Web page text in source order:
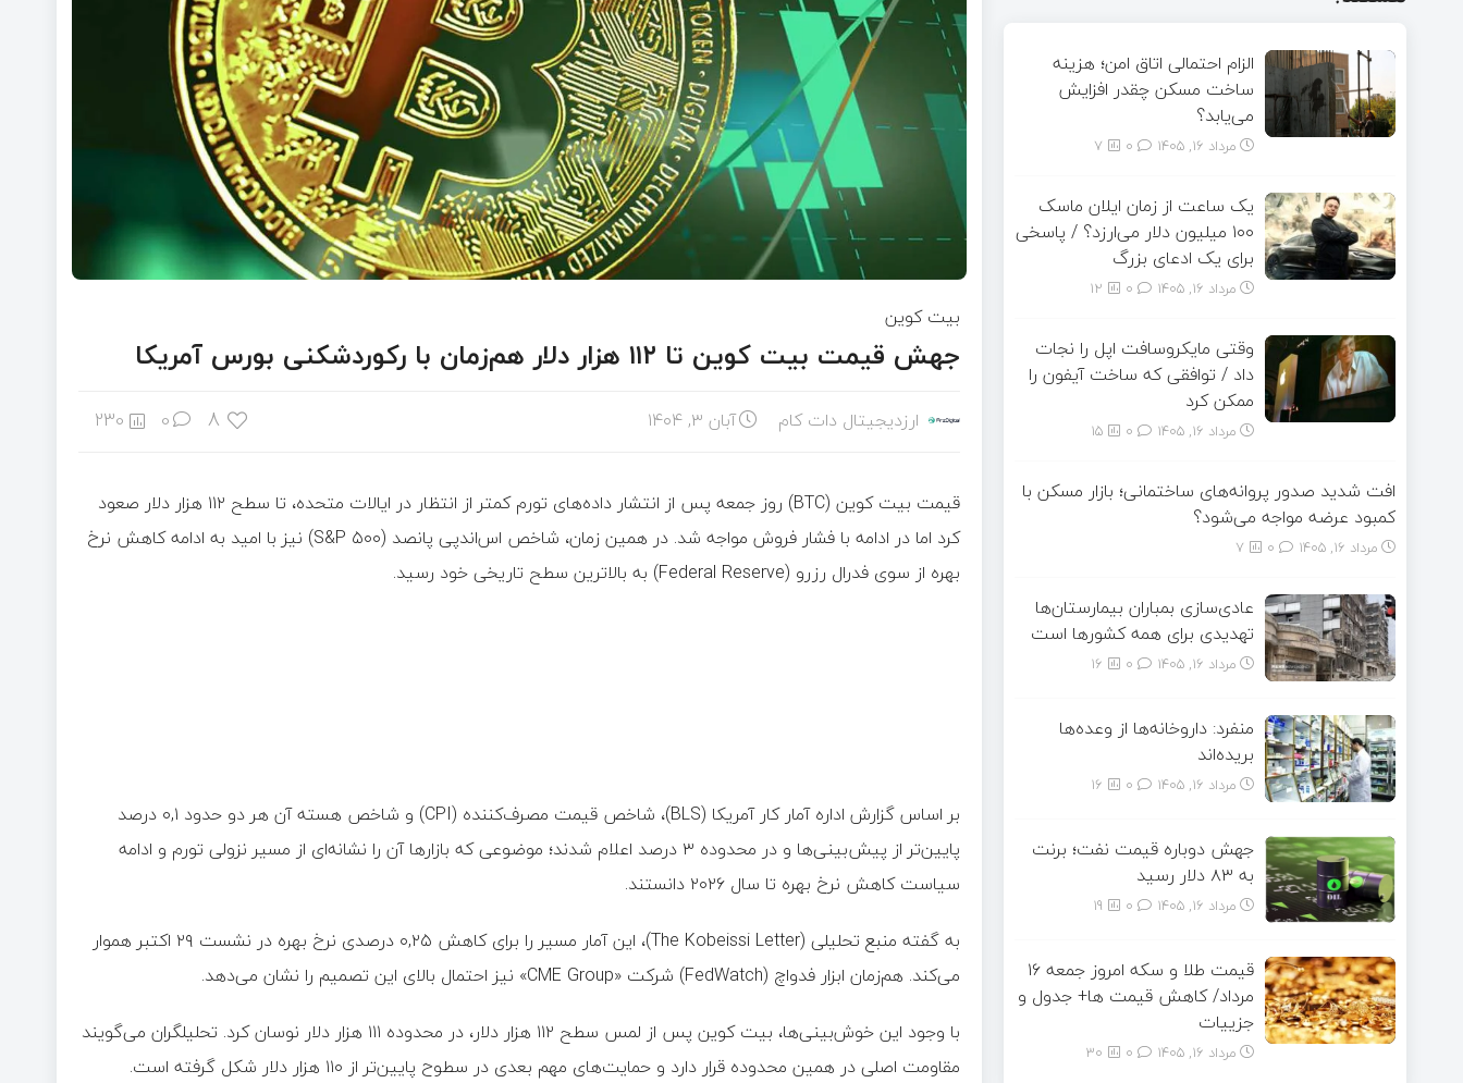
بیت کوین
جهش قیمت بیت‌ کوین تا ۱۱۲ هزار دلار هم‌زمان با رکوردشکنی بورس آمریکا
ارزدیجیتال دات کام آبان ۳, ۱۴۰۴ 8
0
230
قیمت بیت‌ کوین (BTC) روز جمعه پس از انتشار داده‌های تورم کمتر از انتظار در ایالات متحده، تا سطح ۱۱۲ هزار دلار صعود
کرد اما در ادامه با فشار فروش مواجه شد. در همین زمان، شاخص اس‌اند‌پی پانصد (S&P ۵۰۰) نیز با امید به ادامه کاهش نرخ
بهره از سوی فدرال رزرو (Federal Reserve) به بالاترین سطح تاریخی خود رسید.
بر اساس گزارش اداره آمار کار آمریکا (BLS)، شاخص قیمت مصرف‌کننده (CPI) و شاخص هسته آن هر دو حدود ۰,۱ درصد
پایین‌تر از پیش‌بینی‌ها و در محدوده ۳ درصد اعلام شدند؛ موضوعی که بازارها آن را نشانه‌ای از مسیر نزولی تورم و ادامه
سیاست کاهش نرخ بهره تا سال ۲۰۲۶ دانستند.
به گفته منبع تحلیلی (The Kobeissi Letter)، این آمار مسیر را برای کاهش ۰,۲۵ درصدی نرخ بهره در نشست ۲۹ اکتبر هموار
می‌کند. هم‌زمان ابزار فدواچ (FedWatch) شرکت «CME Group» نیز احتمال بالای این تصمیم را نشان می‌دهد.
با وجود این خوش‌بینی‌ها، بیت‌ کوین پس از لمس سطح ۱۱۲ هزار دلار، در محدوده ۱۱۱ هزار دلار نوسان کرد. تحلیلگران می‌گویند
مقاومت اصلی در همین محدوده قرار دارد و حمایت‌های مهم بعدی در سطوح پایین‌تر از ۱۱۰ هزار دلار شکل گرفته است.
الزام احتمالی اتاق امن؛ هزینه
ساخت مسکن چقدر افزایش
می‌یابد؟
مرداد ۱۶, ۱۴۰۵ 7
یک ساعت از زمان ایلان ماسک
۱۰۰ میلیون دلار می‌ارزد؟ / پاسخی
برای یک ادعای بزرگ
مرداد ۱۶, ۱۴۰۵ 12
وقتی مایکروسافت اپل را نجات
داد / توافقی که ساخت آیفون را
ممکن کرد
مرداد ۱۶, ۱۴۰۵ 15
افت شدید صدور پروانه‌های ساختمانی؛ بازار مسکن با
کمبود عرضه مواجه می‌شود؟
مرداد ۱۶, ۱۴۰۵ 7
عادی‌سازی بمباران بیمارستان‌ها
تهدیدی برای همه کشورها است
مرداد ۱۶, ۱۴۰۵ 16
منفرد: داروخانه‌ها از وعده‌ها
بریده‌اند
مرداد ۱۶, ۱۴۰۵ 16
جهش دوباره قیمت نفت؛ برنت
به ۸۳ دلار رسید
مرداد ۱۶, ۱۴۰۵ 19
قیمت طلا و سکه امروز جمعه ۱۶
مرداد/ کاهش قیمت ها+ جدول و
جزییات
مرداد ۱۶, ۱۴۰۵ 30